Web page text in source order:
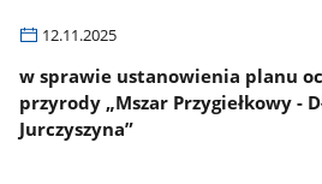
12.11.2025
w sprawie ustanowienia planu
przyrody „Mszar Przygiełkowy -
Jurczyszyna”